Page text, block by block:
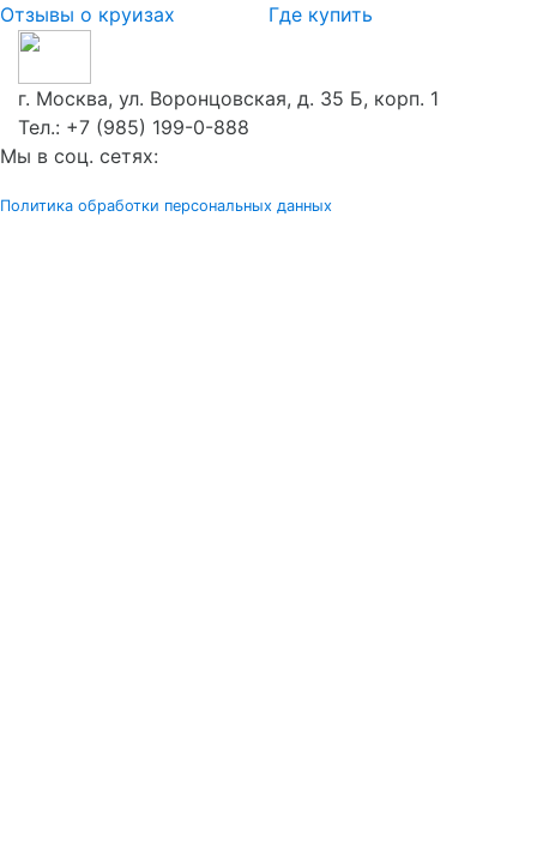
Отзывы о круизах
Где купить
г. Москва, ул. Воронцовская, д. 35 Б, корп. 1
Тел.: +7 (985) 199-0-888
Мы в соц. сетях:
Политика обработки персональных данных